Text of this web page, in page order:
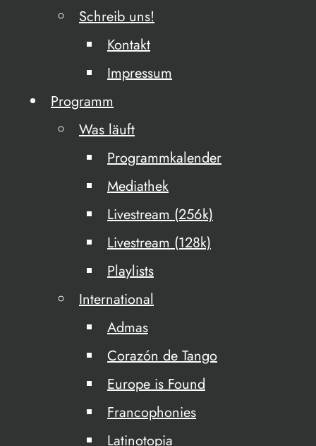
Schreib uns!
Kontakt
Impressum
Programm
Was läuft
Programmkalender
Mediathek
Livestream (256k)
Livestream (128k)
Playlists
International
Admas
Corazón de Tango
Europe is Found
Francophonies
Latinotopia